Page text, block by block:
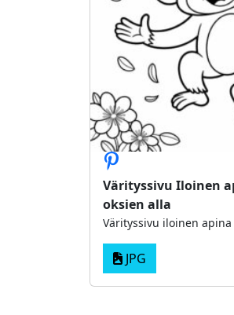
Värityssivu Iloinen
oksien alla
Värityssivu iloinen
JPG